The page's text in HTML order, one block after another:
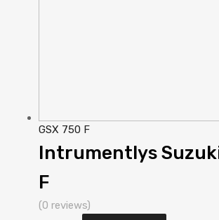
GSX 750 F
Intrumentlys Suzuki
F
(0 reviews)